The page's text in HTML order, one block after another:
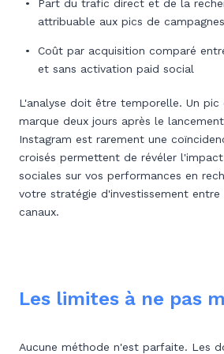
Part du trafic direct et de la
attribuable aux pics de
Coût par acquisition comparé
et sans activation paid social
L'analyse doit être temporelle. Un pic
marque deux jours après le
Instagram est rarement une
croisés permettent de révéler
sociales sur vos performances en
votre stratégie d'investissement
canaux.
Les limites à ne pas
Aucune méthode n'est parfaite. Les